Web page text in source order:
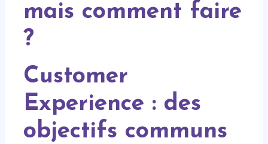
mais comment faire
?
Customer
Experience : des
objectifs communs